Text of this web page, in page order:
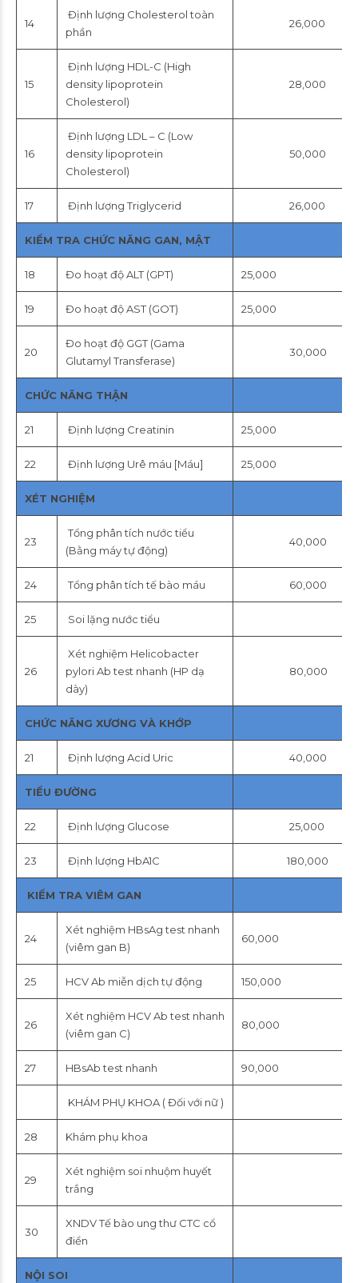
14
Định lượng Cholesterol toàn
phần
26,000
15
Định lượng HDL-C (High
density lipoprotein
Cholesterol)
28,000
16
Định lượng LDL – C (Low
density lipoprotein
Cholesterol)
50,000
17 Định lượng Triglycerid 26,000
KIỂM TRA CHỨC NĂNG GAN, MẬT
18 Đo hoạt độ ALT (GPT) 25,000
19 Đo hoạt độ AST (GOT) 25,000
20
Đo hoạt độ GGT (Gama
Glutamyl Transferase)
30,000
CHỨC NĂNG THẬN
21 Định lượng Creatinin 25,000
22 Định lượng Urê máu [Máu] 25,000
XÉT NGHIỆM
23
Tổng phân tích nước tiểu
(Bằng máy tự động)
40,000
24 Tổng phân tích tế bào máu 60,000
25 Soi lặng nước tiểu
26
Xét nghiệm Helicobacter
pylori Ab test nhanh (HP dạ
dày)
80,000
CHỨC NĂNG XƯƠNG VÀ KHỚP
21 Định lượng Acid Uric 40,000
TIỂU ĐƯỜNG
22 Định lượng Glucose 25,000
23 Định lượng HbA1C 180,000
KIỂM TRA VIÊM GAN
24
Xét nghiệm HBsAg test nhanh
(viêm gan B)
60,000
25 HCV Ab miễn dịch tự động 150,000
26
Xét nghiệm HCV Ab test nhanh
(viêm gan C)
80,000
27 HBsAb test nhanh 90,000
KHÁM PHỤ KHOA ( Đối với nữ )
28 Khám phụ khoa
29
Xét nghiệm soi nhuộm huyết
trắng
30
XNDV Tế bào ung thư CTC cổ
điển
NỘI SOI